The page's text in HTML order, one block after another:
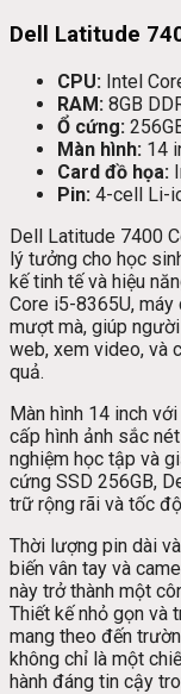
Dell Latitude
CPU: Intel
RAM: 8GB
Ổ cứng:
Màn hình: 14
Card đồ họa:
Pin: 4-cell Li-
Dell Latitude 7400
lý tưởng cho học
kế tinh tế và hiệu
Core i5-8365U,
mượt mà, giúp
web, xem video, và
quả.
Màn hình 14 inch
cấp hình ảnh sắc
nghiệm học tập và
cứng SSD 256GB,
trữ rộng rãi và tốc
Thời lượng pin dài
biến vân tay và
này trở thành một
Thiết kế nhỏ gọn và
mang theo đến
không chỉ là một
hành đáng tin cậy